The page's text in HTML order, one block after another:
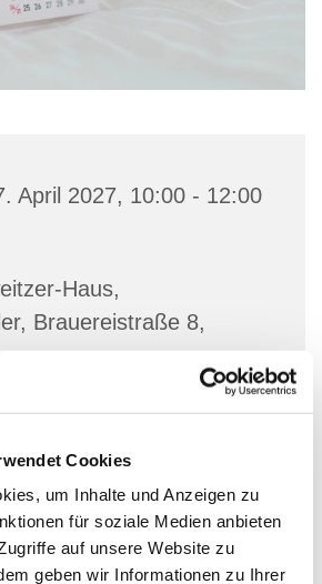
Cookies
um Inhalte und Anzeigen zu
für soziale Medien anbieten
auf unsere Website zu
geben wir Informationen zu Ihrer
April 2027, 10:00 - 12:00
Haus,
Brauereistraße 8,